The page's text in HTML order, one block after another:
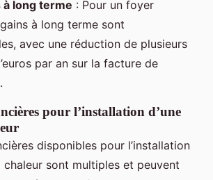
à long terme : Pour un foyer
à long terme sont
avec une réduction de plusieurs
par an sur la facture de
pour l’installation d’une
disponibles pour l’installation
chaleur sont multiples et peuvent